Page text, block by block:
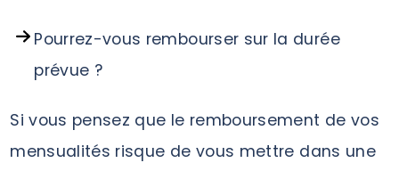
Pourrez-vous rembourser sur la durée
prévue ?
Si vous pensez que le remboursement de vos
mensualités risque de vous mettre dans une